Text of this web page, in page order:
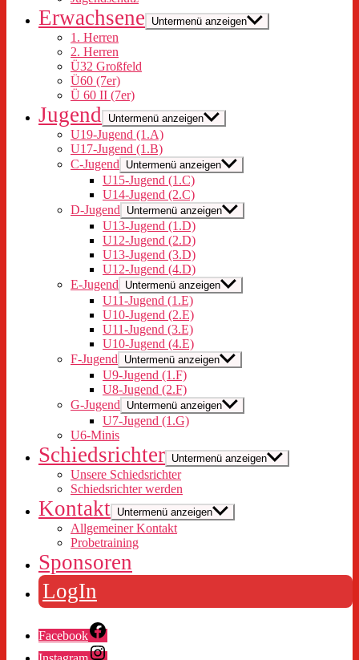
Erwachsene Untermenü anzeigen
1. Herren
2. Herren
Ü32 Großfeld
Ü60 (7er)
Ü 60 II (7er)
Jugend Untermenü anzeigen
U19-Jugend (1.A)
U17-Jugend (1.B)
C-Jugend
Untermenü anzeigen
U15-Jugend (1.C)
U14-Jugend (2.C)
D-Jugend
Untermenü anzeigen
U13-Jugend (1.D)
U12-Jugend (2.D)
U13-Jugend (3.D)
U12-Jugend (4.D)
E-Jugend
Untermenü anzeigen
U11-Jugend (1.E)
U10-Jugend (2.E)
U11-Jugend (3.E)
U10-Jugend (4.E)
F-Jugend
Untermenü anzeigen
U9-Jugend (1.F)
U8-Jugend (2.F)
G-Jugend
Untermenü anzeigen
U7-Jugend (1.G)
U6-Minis
Schiedsrichter Untermenü anzeigen
Unsere Schiedsrichter
Schiedsrichter werden
Kontakt Untermenü anzeigen
Allgemeiner Kontakt
Probetraining
Sponsoren
LogIn
Facebook